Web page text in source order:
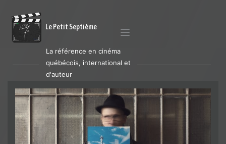
Le Petit Septième
La référence en cinéma
québécois, international et
d'auteur